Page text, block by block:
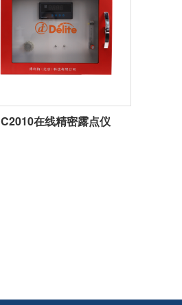
C2010在线精密露点仪